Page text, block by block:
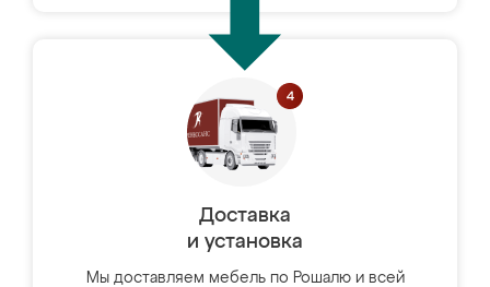
Доставка
и установка
Мы доставляем мебель по Рошалю и всей